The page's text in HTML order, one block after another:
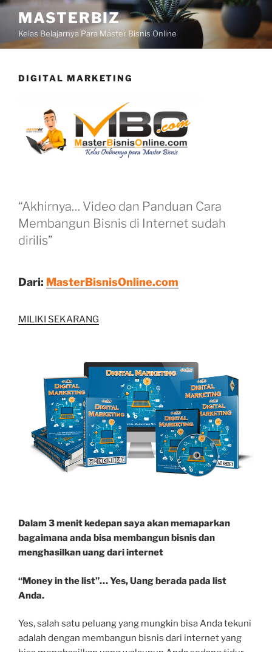
Skip
content
MASTERBIZ
Kelas Belajarnya Para Master Bisnis Online
DIGITAL MARKETING
“Akhirnya… Video dan Panduan Cara
Membangun Bisnis di Internet sudah
dirilis”
Dari: MasterBisnisOnline.com
MILIKI SEKARANG
Dalam 3 menit kedepan saya akan memaparkan
bagaimana anda bisa membangun bisnis dan
menghasilkan uang dari internet
“Money in the list”… Yes, Uang berada pada list
Anda.
Yes, salah satu peluang yang mungkin bisa Anda tekuni
adalah dengan membangun bisnis dari internet yang